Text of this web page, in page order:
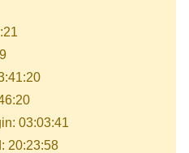
03:03:41
20:23:58